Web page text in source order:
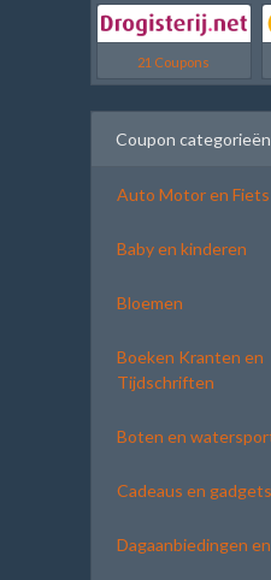
21 Coupons
Coupon categorieën
Auto Motor en Fiets
Baby en kinderen
Bloemen
Boeken Kranten en
Tijdschriften
Boten en
Cadeaus en gadgets
Dagaanbiedingen